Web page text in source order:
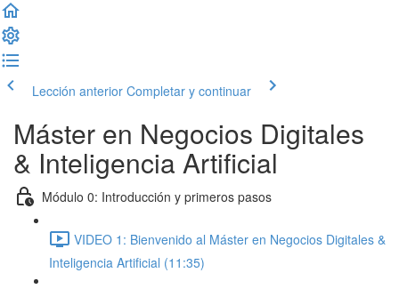
Lección anterior Completar y continuar
Máster en Negocios Digitales
& Inteligencia Artificial
Módulo 0: Introducción y primeros pasos
VIDEO 1: Bienvenido al Máster en Negocios Digitales &
Inteligencia Artificial (11:35)